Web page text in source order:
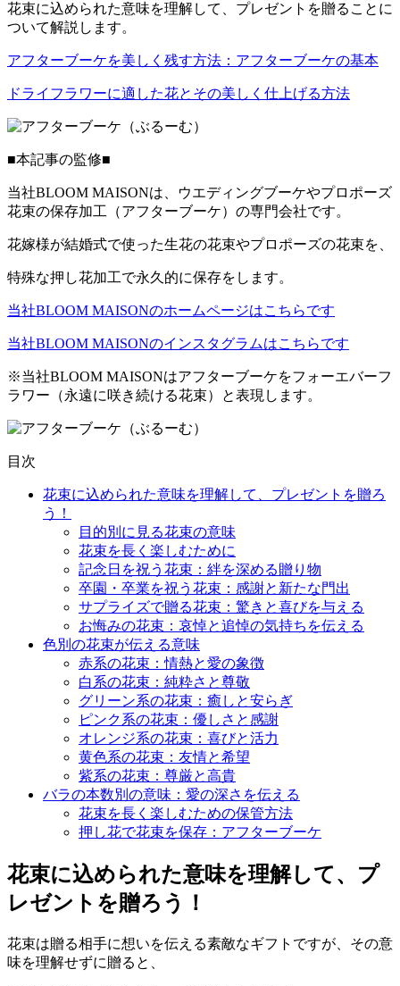
花束に込められた意味を理解して、プレゼントを贈ることに
ついて解説します。
アフターブーケを美しく残す方法：アフターブーケの基本
ドライフラワーに適した花とその美しく仕上げる方法
■本記事の監修■
当社BLOOM MAISONは、ウエディングブーケやプロポーズ
花束の保存加工（アフターブーケ）の専門会社です。
花嫁様が結婚式で使った生花の花束やプロポーズの花束を、
特殊な押し花加工で永久的に保存をします。
当社BLOOM MAISONのホームページはこちらです
当社BLOOM MAISONのインスタグラムはこちらです
※当社BLOOM MAISONはアフターブーケをフォーエバーフ
ラワー（永遠に咲き続ける花束）と表現します。
目次
花束に込められた意味を理解して、プレゼントを贈ろ
う！
目的別に見る花束の意味
花束を長く楽しむために
記念日を祝う花束：絆を深める贈り物
卒園・卒業を祝う花束：感謝と新たな門出
サプライズで贈る花束：驚きと喜びを与える
お悔みの花束：哀悼と追悼の気持ちを伝える
色別の花束が伝える意味
赤系の花束：情熱と愛の象徴
白系の花束：純粋さと尊敬
グリーン系の花束：癒しと安らぎ
ピンク系の花束：優しさと感謝
オレンジ系の花束：喜びと活力
黄色系の花束：友情と希望
紫系の花束：尊厳と高貴
バラの本数別の意味：愛の深さを伝える
花束を長く楽しむための保管方法
押し花で花束を保存：アフターブーケ
花束に込められた意味を理解して、プ
レゼントを贈ろう！
花束は贈る相手に想いを伝える素敵なギフトですが、その意
味を理解せずに贈ると、